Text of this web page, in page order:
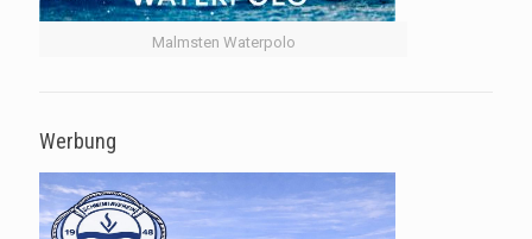
Malmsten Waterpolo
Werbung